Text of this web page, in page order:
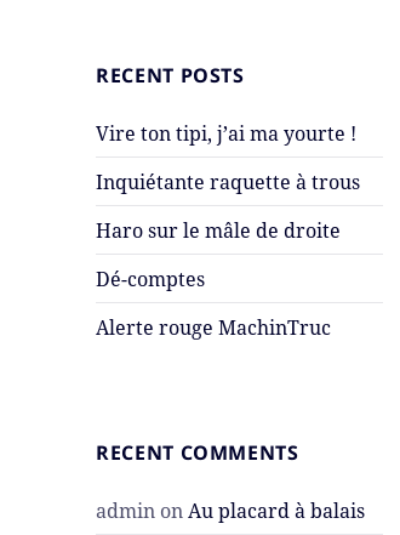
RECENT POSTS
Vire ton tipi, j’ai ma yourte !
Inquiétante raquette à trous
Haro sur le mâle de droite
Dé-comptes
Alerte rouge MachinTruc
RECENT COMMENTS
admin onAu placard à balais